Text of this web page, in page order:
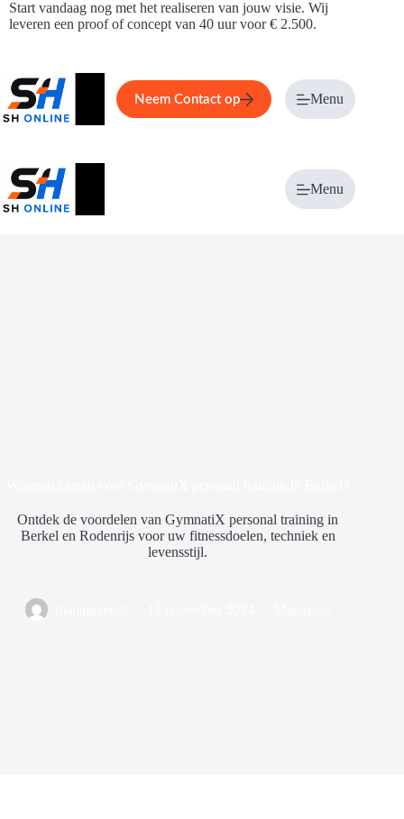
Ga
naar
Start vandaag nog met het realiseren van jouw visie. Wij
leveren een proof of concept van 40 uur voor € 2.500.
Home Service Over ons
Neem Contact op Menu
Menu
Ontdek de voordelen van GymnatiX personal training in
Berkel en Rodenrijs voor uw fitnessdoelen, techniek en
levensstijl.